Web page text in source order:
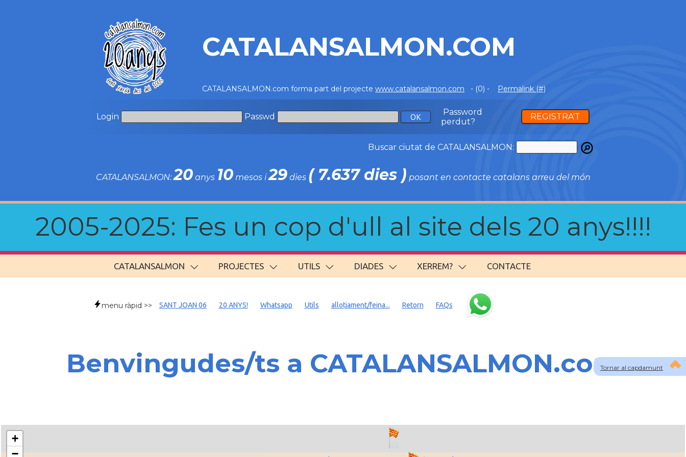
CATALANSALMON.COM
CATALANSALMON.com forma part del projecte www.catalansalmon.com - (0) - Permalink (#)
Login Passwd
Password
perdut?
REGISTRA'T
Buscar ciutat de CATALANSALMON:
CATALANSALMON:20anys 10mesos i29dies ( 7.637 dies ) posant en contacte catalans arreu del món
2005-2025: Fes un cop d'ull al site dels 20 anys!!!!
CATALANSALMON PROJECTES UTILS DIADES XERREM? CONTACTE
Tornar al capdamunt
menu ràpid >> SANT JOAN 06 20 ANYS! Whatsapp Utils allotjament/feina... Retorn FAQs
Benvingudes/ts a CATALANSALMON.com
+
−